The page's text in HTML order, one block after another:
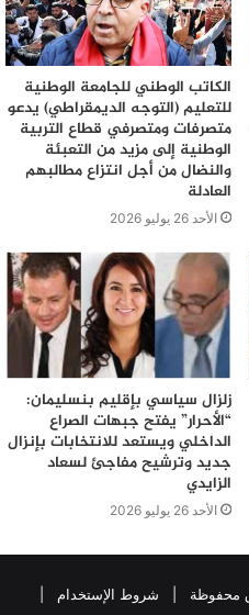
الكاتب الوطني للجامعة الوطنية
للتعليم (التوجه الديمقراطي) يدعو
متصرفات ومتصرفي قطاع التربية
الوطنية إلى مزيد من التعبئة
والنضال من أجل انتزاع مطالبهم
العادلة
الأحد 26 يوليو 2026
زلزال سياسي بإقليم بنسليمان:
“الأحرار” يفتح جبهات الصراع
الداخلي ويستعد للانتخابات بإنزال
جديد وترشيح مفاجئ لسعاد
الزايدي
الأحد 26 يوليو 2026
شروط الإستخدام